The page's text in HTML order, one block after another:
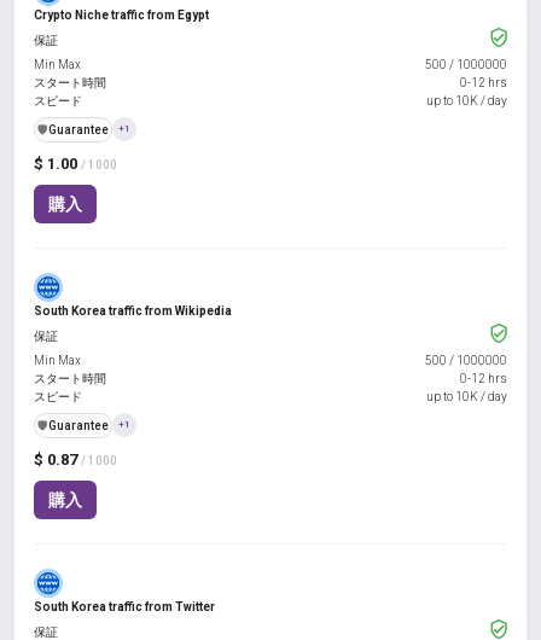
Crypto Niche traffic from Egypt
$ 1.00 / 1000
購入
保証
Min Max
500 / 1000000
スタート時間
0-12 hrs
スピード
up to 10K / day
️🛡️Guarantee +1
South Korea traffic from Wikipedia
$ 0.87 / 1000
購入
保証
Min Max
500 / 1000000
スタート時間
0-12 hrs
スピード
up to 10K / day
️🛡️Guarantee +1
South Korea traffic from Twitter
保証